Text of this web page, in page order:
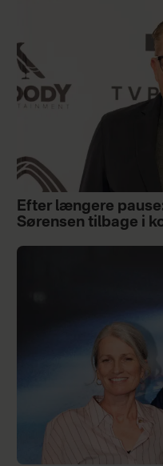
Efter længere
Sørensen tilbage i